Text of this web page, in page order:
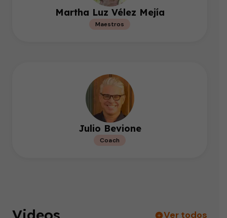
Martha Luz Vélez Mejía
Maestros
Julio Bevione
Coach
Ver todos